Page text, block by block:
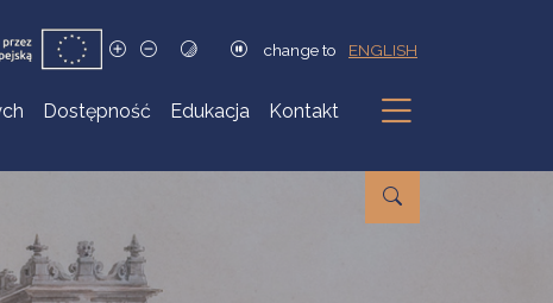
change to ENGLISH
Dostępność Edukacja Kontakt
Podmenu